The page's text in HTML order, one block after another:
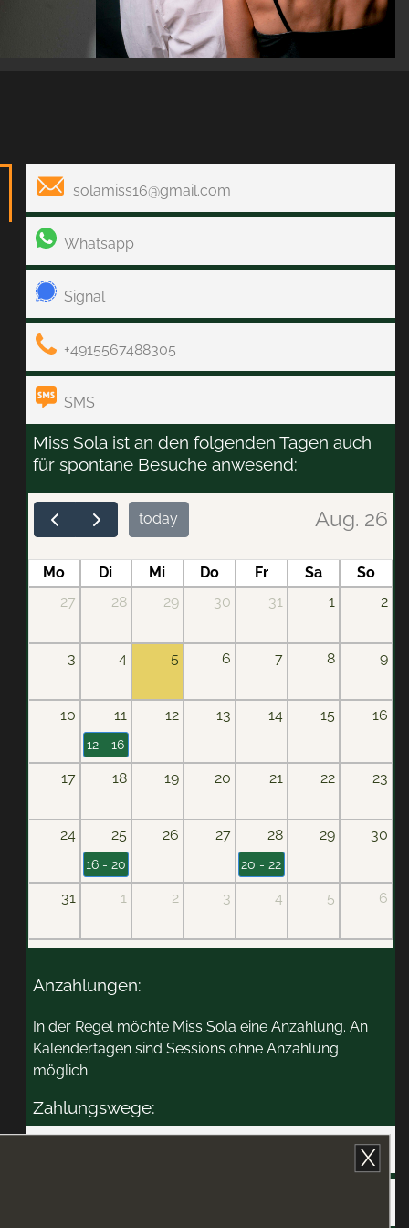
X
solamiss16@gmail.com
Whatsapp
Signal
+4915567488305
SMS
Miss Sola ist an den folgenden Tagen auch
für spontane Besuche anwesend:
today Aug. 26
Mo Di Mi Do Fr Sa
So
27
28 29 30 31 1 2
3 4 5 6 7 8 9
10 11
12 - 16
12 13 14 15 16
17 18 19 20 21 22 23
24 25
16 - 20
26 27 28
20 - 22
29 30
31 1 2 3 4 5 6
Anzahlungen:
In der Regel möchte Miss Sola eine Anzahlung. An
Kalendertagen sind Sessions ohne Anzahlung
möglich.
Zahlungswege: